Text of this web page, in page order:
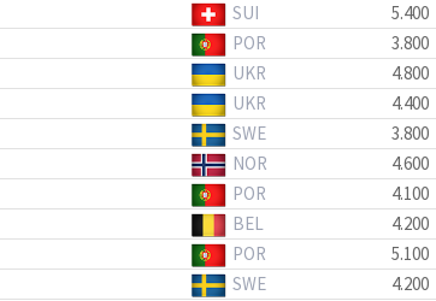
SUI 5.400
POR 3.800
UKR 4.800
UKR 4.400
SWE 3.800
NOR 4.600
POR 4.100
BEL 4.200
POR 5.100
SWE 4.200